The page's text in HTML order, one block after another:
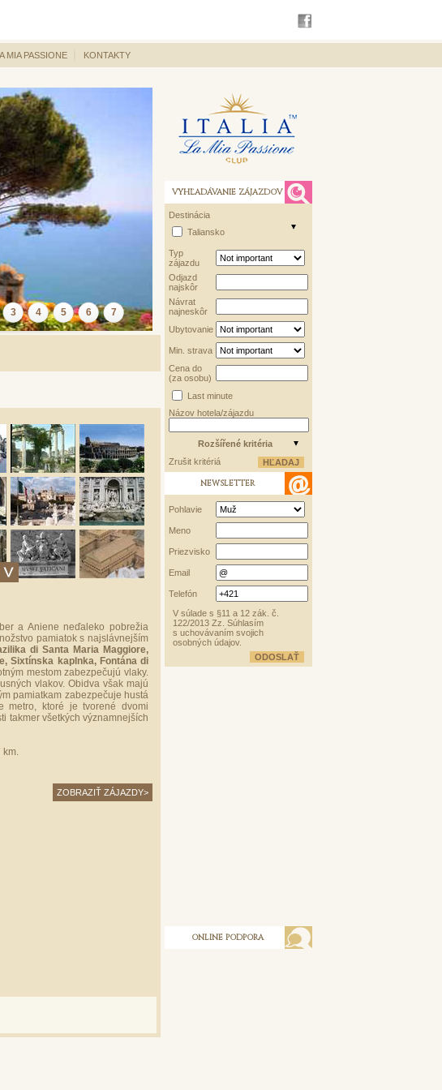
MIA PASSIONE KONTAKTY
3 4 5 6 7
a Aniene neďaleko pobrežia
pamiatok s najslávnejším
di Santa Maria Maggiore,
Sixtínska kaplnka, Fontána di
mestom zabezpečujú vlaky.
vlakov. Obidva však majú
pamiatkam zabezpečuje hustá
metro, ktoré je tvorené dvomi
takmer všetkých významnejších
km.
ZOBRAZIŤ ZÁJAZDY>
VYHĽADÁVANIE ZÁJAZDOV
Destinácia
Taliansko
Typ
zájazdu
Odjazd
najskôr
Návrat
najneskôr
Ubytovanie
Min. strava
Cena do
(za osobu)
Last minute
Názov hotela/zájazdu
Rozšířené kritéria
Zrušit kritériá
NEWSLETTER
Pohlavie
Meno
Priezvisko
Email
Telefón
V súlade s §11 a 12 zák. č.
122/2013 Zz. Súhlasím
s uchovávaním svojich
osobných údajov.
ONLINE PODPORA